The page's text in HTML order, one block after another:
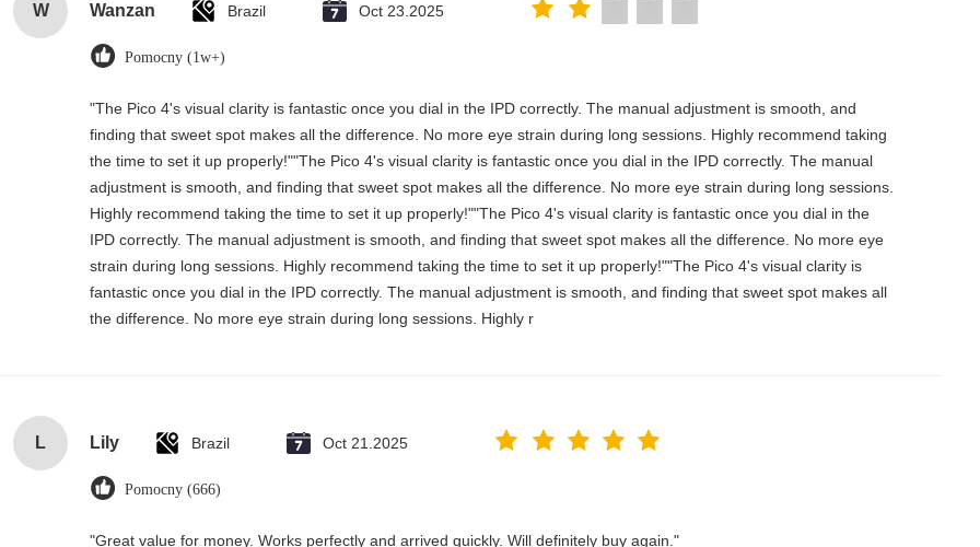
W Wanzan Brazil Oct 23.2025
Pomocny (1w+)
"The Pico 4's visual clarity is fantastic once you dial in the IPD correctly. The manual adjustment is smooth, and
finding that sweet spot makes all the difference. No more eye strain during long sessions. Highly recommend taking
the time to set it up properly!""The Pico 4's visual clarity is fantastic once you dial in the IPD correctly. The manual
adjustment is smooth, and finding that sweet spot makes all the difference. No more eye strain during long sessions.
Highly recommend taking the time to set it up properly!""The Pico 4's visual clarity is fantastic once you dial in the
IPD correctly. The manual adjustment is smooth, and finding that sweet spot makes all the difference. No more eye
strain during long sessions. Highly recommend taking the time to set it up properly!""The Pico 4's visual clarity is
fantastic once you dial in the IPD correctly. The manual adjustment is smooth, and finding that sweet spot makes all
the difference. No more eye strain during long sessions. Highly r
L Lily Brazil Oct 21.2025
Pomocny (666)
"Great value for money. Works perfectly and arrived quickly. Will definitely buy again."